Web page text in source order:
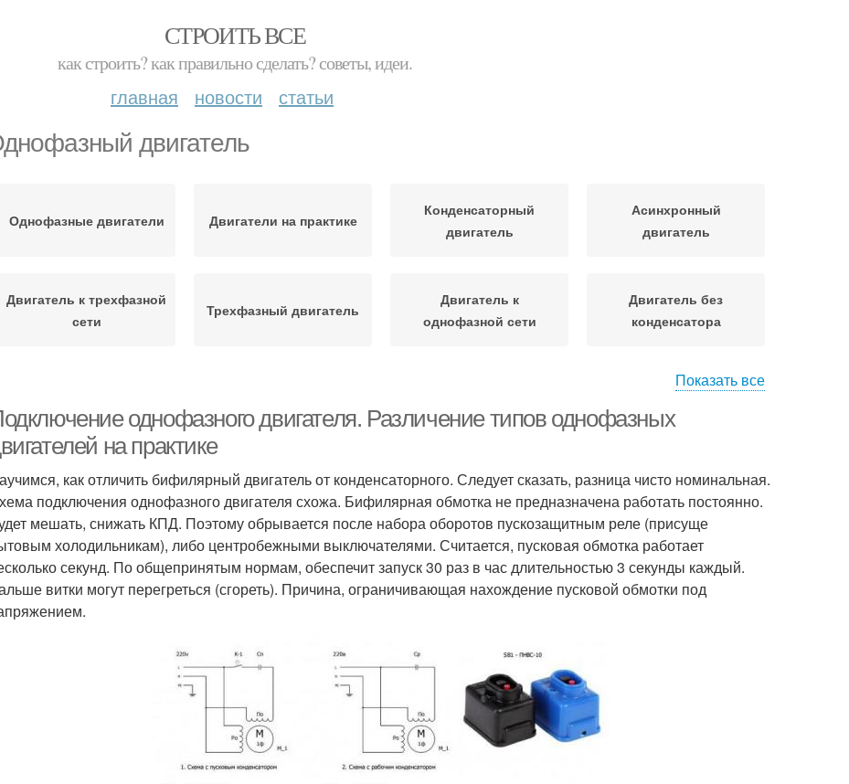
СТРОИТЬ ВСЕ
как строить? как правильно сделать? советы, идеи.
главная новости статьи
двигатель
Однофазные двигатели Двигатели на практике
Конденсаторный
двигатель
Асинхронный
двигатель
Двигатель к трехфазной
сети
Трехфазный двигатель
Двигатель к
однофазной сети
Двигатель без
конденсатора
конденсатор
обмоткой
Показать все
однофазного двигателя. Различение типов однофазных
на практике
как отличить бифилярный двигатель от конденсаторного. Следует сказать, разница чисто номинальная.
подключения однофазного двигателя схожа. Бифилярная обмотка не предназначена работать постоянно.
мешать, снижать КПД. Поэтому обрывается после набора оборотов пускозащитным реле (присуще
холодильникам), либо центробежными выключателями. Считается, пусковая обмотка работает
секунд. По общепринятым нормам, обеспечит запуск 30 раз в час длительностью 3 секунды каждый.
витки могут перегреться (сгореть). Причина, ограничивающая нахождение пусковой обмотки под